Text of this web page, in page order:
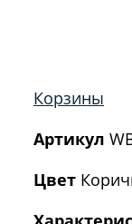
Корзины
Артикул
Цвет